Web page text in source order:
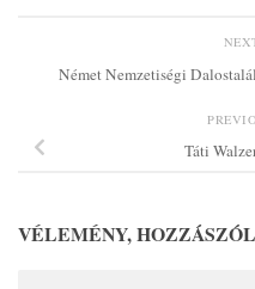
Német Nemzetiségi
Táti
VÉLEMÉNY,